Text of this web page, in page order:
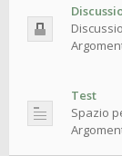
Test
Spazio